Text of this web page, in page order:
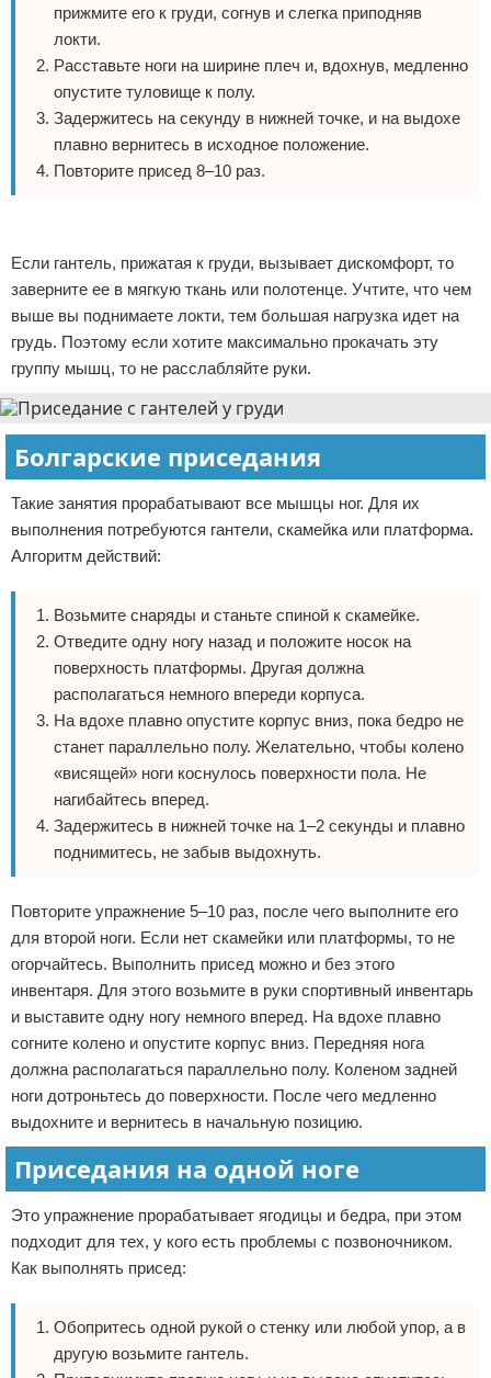
прижмите его к груди, согнув и слегка приподняв
локти.
Расставьте ноги на ширине плеч и, вдохнув, медленно
опустите туловище к полу.
Задержитесь на секунду в нижней точке, и на выдохе
плавно вернитесь в исходное положение.
Повторите присед 8–10 раз.
Если гантель, прижатая к груди, вызывает дискомфорт, то
заверните ее в мягкую ткань или полотенце. Учтите, что чем
выше вы поднимаете локти, тем большая нагрузка идет на
грудь. Поэтому если хотите максимально прокачать эту
группу мышц, то не расслабляйте руки.
Болгарские приседания
Такие занятия прорабатывают все мышцы ног. Для их
выполнения потребуются гантели, скамейка или платформа.
Алгоритм действий:
Возьмите снаряды и станьте спиной к скамейке.
Отведите одну ногу назад и положите носок на
поверхность платформы. Другая должна
располагаться немного впереди корпуса.
На вдохе плавно опустите корпус вниз, пока бедро не
станет параллельно полу. Желательно, чтобы колено
«висящей» ноги коснулось поверхности пола. Не
нагибайтесь вперед.
Задержитесь в нижней точке на 1–2 секунды и плавно
поднимитесь, не забыв выдохнуть.
Повторите упражнение 5–10 раз, после чего выполните его
для второй ноги. Если нет скамейки или платформы, то не
огорчайтесь. Выполнить присед можно и без этого
инвентаря. Для этого возьмите в руки спортивный инвентарь
и выставите одну ногу немного вперед. На вдохе плавно
согните колено и опустите корпус вниз. Передняя нога
должна располагаться параллельно полу. Коленом задней
ноги дотроньтесь до поверхности. После чего медленно
выдохните и вернитесь в начальную позицию.
Приседания на одной ноге
Это упражнение прорабатывает ягодицы и бедра, при этом
подходит для тех, у кого есть проблемы с позвоночником.
Как выполнять присед:
Обопритесь одной рукой о стенку или любой упор, а в
другую возьмите гантель.